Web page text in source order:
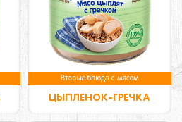
Вторые блюда с мясом
ЦЫПЛЕНОК-ГРЕЧКА